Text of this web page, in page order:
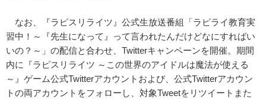
なお、『ラピスリライツ』公式生放送番組「ラピライ教育実
習中！～『先生になって』って言われたんだけどなにすればい
いの？～」の配信と合わせ、Twitterキャンペーンを開催。期間
内に『ラピスリライツ ～この世界のアイドルは魔法が使える
～』ゲーム公式Twitterアカウントおよび、公式Twitterアカウン
トの両アカウントをフォローし、対象Tweetをリツイートまた